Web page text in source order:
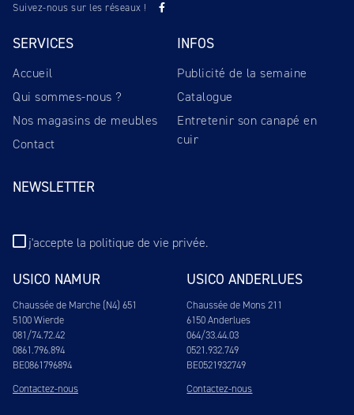
Suivez-nous sur les réseaux !
SERVICES
Accueil
Qui sommes-nous ?
Nos magasins de meubles
Contact
INFOS
Publicité de la semaine
Catalogue
Entretenir son canapé en
cuir
NEWSLETTER
j'accepte la politique de vie privée.
USICO NAMUR
Chaussée de Marche (N4) 651
5100 Wierde
081/74.72.42
0861.796.894
BE0861796894
Contactez-nous
USICO ANDERLUES
Chaussée de Mons 211
6150 Anderlues
064/33.44.03
0521.932.749
BE0521932749
Contactez-nous